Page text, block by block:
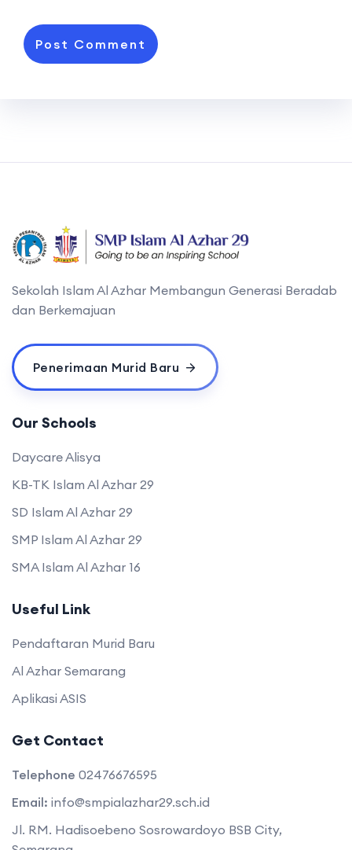
Sekolah Islam Al Azhar Membangun Generasi Beradab
dan Berkemajuan
Penerimaan Murid Baru
Our Schools
Daycare Alisya
KB-TK Islam Al Azhar 29
SD Islam Al Azhar 29
SMP Islam Al Azhar 29
SMA Islam Al Azhar 16
Useful Link
Pendaftaran Murid Baru
Al Azhar Semarang
Aplikasi ASIS
Get Contact
Telephone 02476676595
Email: info@smpialazhar29.sch.id
Jl. RM. Hadisoebeno Sosrowardoyo BSB City,